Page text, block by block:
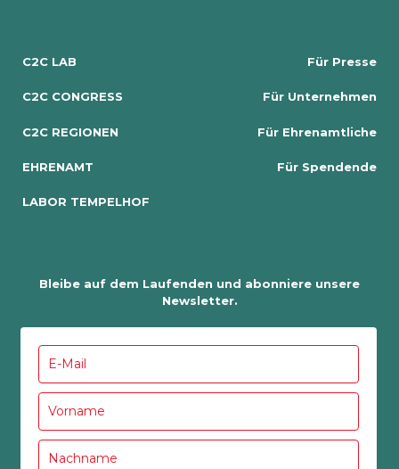
C2C LAB
C2C CONGRESS
C2C REGIONEN
EHRENAMT
LABOR TEMPELHOF
Für Presse
Für Unternehmen
Für Ehrenamtliche
Für Spendende
Bleibe auf dem Laufenden und abonniere unsere
Newsletter.